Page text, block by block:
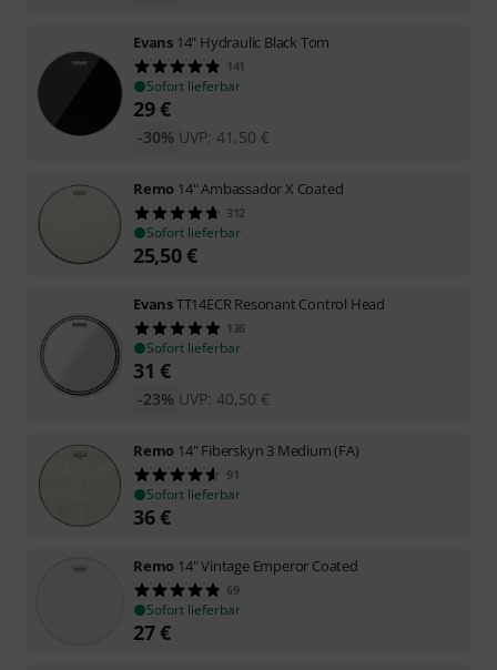
Evans 14" Hydraulic Black Tom
141
Sofort lieferbar
29€
UVP: 41,50 €
-30%
Remo 14" Ambassador X Coated
312
Sofort lieferbar
25,50€
EvansTT14ECR Resonant Control Head
136
Sofort lieferbar
31 €
UVP: 40,50 €
-23%
Remo 14" Fiberskyn 3 Medium (FA)
91
Sofort lieferbar
36€
Remo 14" Vintage Emperor Coated
69
Sofort lieferbar
27€